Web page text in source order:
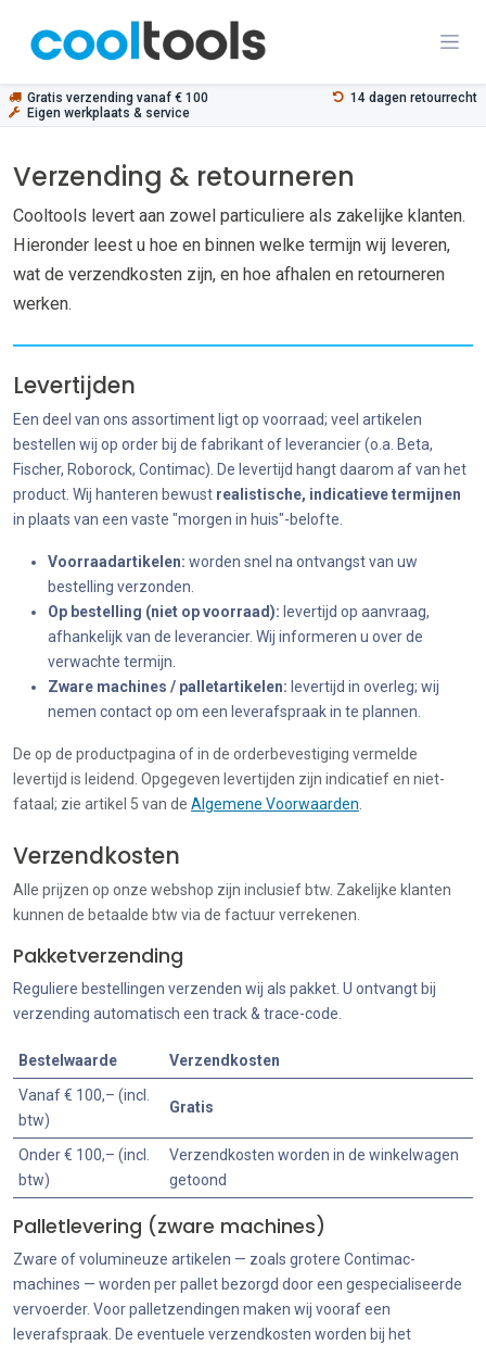
Gratis verzending vanaf € 100
14 dagen retourrecht
Eigen werkplaats & service
Verzending & retourneren
Cooltools levert aan zowel particuliere als zakelijke klanten.
Hieronder leest u hoe en binnen welke termijn wij leveren,
wat de verzendkosten zijn, en hoe afhalen en retourneren
werken.
Levertijden
Een deel van ons assortiment ligt op voorraad; veel artikelen
bestellen wij op order bij de fabrikant of leverancier (o.a. Beta,
Fischer, Roborock, Contimac). De levertijd hangt daarom af van het
product. Wij hanteren bewust realistische, indicatieve termijnen
in plaats van een vaste "morgen in huis"-belofte.
Voorraadartikelen: worden snel na ontvangst van uw
bestelling verzonden.
Op bestelling (niet op voorraad): levertijd op aanvraag,
afhankelijk van de leverancier. Wij informeren u over de
verwachte termijn.
Zware machines / palletartikelen: levertijd in overleg; wij
nemen contact op om een leverafspraak in te plannen.
De op de productpagina of in de orderbevestiging vermelde
levertijd is leidend. Opgegeven levertijden zijn indicatief en niet-
fataal; zie artikel 5 van de Algemene Voorwaarden
Verzendkosten
Alle prijzen op onze webshop zijn inclusief btw. Zakelijke klanten
kunnen de betaalde btw via de factuur verrekenen.
Pakketverzending
Reguliere bestellingen verzenden wij als pakket. U ontvangt bij
verzending automatisch een track & trace-code.
Bestelwaarde
Verzendkosten
Vanaf € 100,– (incl.
btw)
Gratis
Onder € 100,– (incl.
btw)
Verzendkosten worden in de winkelwagen
getoond
Palletlevering (zware machines)
Zware of volumineuze artikelen — zoals grotere Contimac-
machines — worden per pallet bezorgd door een gespecialiseerde
vervoerder. Voor palletzendingen maken wij vooraf een
leverafspraak. De eventuele verzendkosten worden bij het